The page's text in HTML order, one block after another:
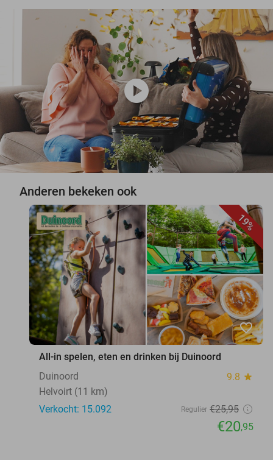
play_circle
Anderen bekeken ook
19%
favorite_border
All-in spelen, eten en drinken bij Duinoord
Duinoord
9.8 star
Helvoirt (11 km)
Verkocht: 15.092
Regulier €25,95
€20,95